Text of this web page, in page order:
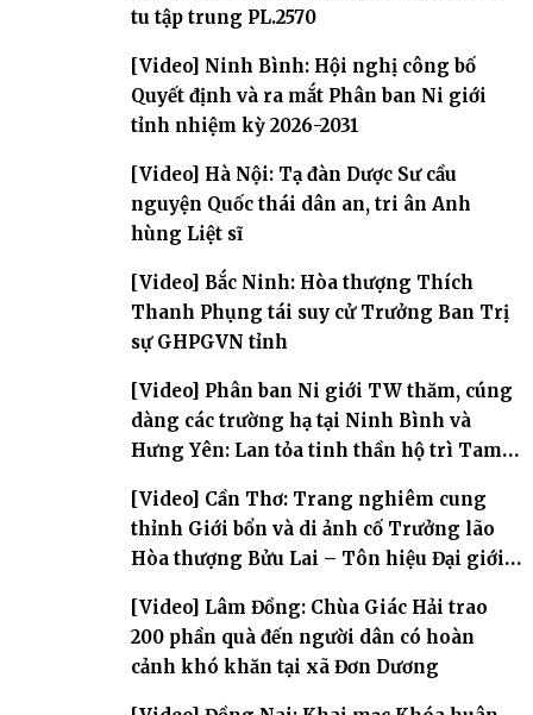
tu tập trung PL.2570
[Video] Ninh Bình: Hội nghị công bố
Quyết định và ra mắt Phân ban Ni giới
tỉnh nhiệm kỳ 2026-2031
[Video] Hà Nội: Tạ đàn Dược Sư cầu
nguyện Quốc thái dân an, tri ân Anh
hùng Liệt sĩ
[Video] Bắc Ninh: Hòa thượng Thích
Thanh Phụng tái suy cử Trưởng Ban Trị
sự GHPGVN tỉnh
[Video] Phân ban Ni giới TW thăm, cúng
dàng các trường hạ tại Ninh Bình và
Hưng Yên: Lan tỏa tinh thần hộ trì Tam
[Video] Cần Thơ: Trang nghiêm cung
thỉnh Giới bổn và di ảnh cố Trưởng lão
Hòa thượng Bửu Lai – Tôn hiệu Đại giới
[Video] Lâm Đồng: Chùa Giác Hải trao
200 phần quà đến người dân có hoàn
cảnh khó khăn tại xã Đơn Dương